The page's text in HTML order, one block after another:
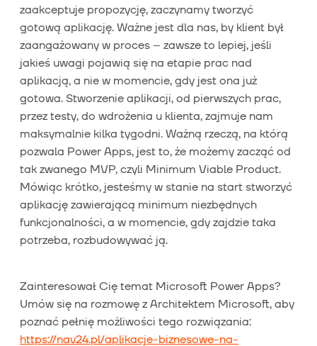
zaakceptuje propozycję, zaczynamy tworzyć
gotową aplikację. Ważne jest dla nas, by klient był
zaangażowany w proces – zawsze to lepiej, jeśli
jakieś uwagi pojawią się na etapie prac nad
aplikacją, a nie w momencie, gdy jest ona już
gotowa. Stworzenie aplikacji, od pierwszych prac,
przez testy, do wdrożenia u klienta, zajmuje nam
maksymalnie kilka tygodni. Ważną rzeczą, na którą
pozwala Power Apps, jest to, że możemy zacząć od
tak zwanego MVP, czyli Minimum Viable Product.
Mówiąc krótko, jesteśmy w stanie na start stworzyć
aplikację zawierającą minimum niezbędnych
funkcjonalności, a w momencie, gdy zajdzie taka
potrzeba, rozbudowywać ją.
Zainteresował Cię temat Microsoft Power Apps?
Umów się na rozmowę z Architektem Microsoft, aby
poznać pełnię możliwości tego rozwiązania:
https://nav24.pl/aplikacje-biznesowe-na-